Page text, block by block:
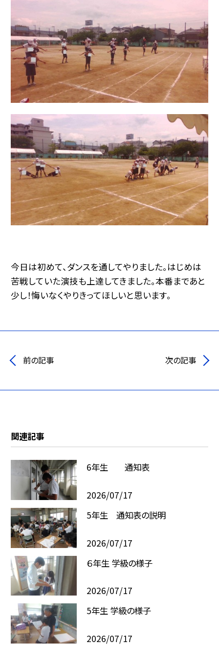
今日は初めて、ダンスを通してやりました。はじめは
苦戦していた演技も上達してきました。本番まであと
少し！悔いなくやりきってほしいと思います。
前の記事 次の記事
関連記事
6年生 通知表
2026/07/17
5年生 通知表の説明
2026/07/17
６年生 学級の様子
2026/07/17
5年生 学級の様子
2026/07/17